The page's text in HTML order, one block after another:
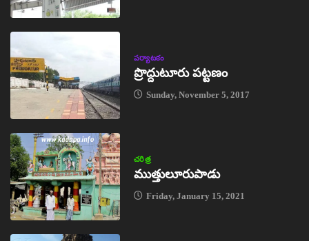
పర్యాటకం
ప్రొద్దుటూరు పట్టణం
Sunday, November 5, 2017
చరిత్ర
ముత్తులూరుపాడు
Friday, January 15, 2021